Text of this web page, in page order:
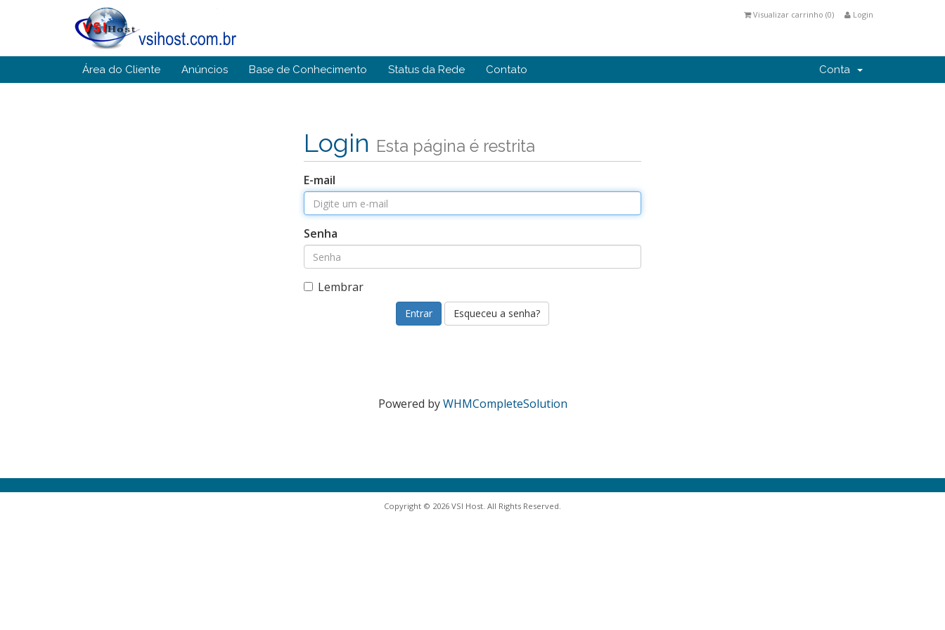
Login
Visualizar carrinho (0)
Área do Cliente Anúncios Base de Conhecimento Status da Rede Contato Conta
Login Esta página é restrita
E-mail
Senha
Lembrar
Esqueceu a senha?
Powered byWHMCompleteSolution
Copyright © 2026 VSI Host. All Rights Reserved.